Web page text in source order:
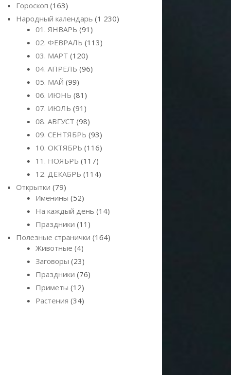
Гороскоп (163)
Народный календарь (1 230)
01. ЯНВАРЬ (91)
02. ФЕВРАЛЬ (113)
03. МАРТ (120)
04. АПРЕЛЬ (96)
05. МАЙ (99)
06. ИЮНЬ (81)
07. ИЮЛЬ (91)
08. АВГУСТ (98)
09. СЕНТЯБРЬ (93)
10. ОКТЯБРЬ (116)
11. НОЯБРЬ (117)
12. ДЕКАБРЬ (114)
Открытки (79)
Именины (52)
На каждый день (14)
Праздники (11)
Полезные странички (164)
Животные (4)
Заговоры (23)
Праздники (76)
Приметы (12)
Растения (34)